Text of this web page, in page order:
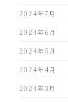
2024年7月
2024年6月
2024年5月
2024年4月
2024年3月